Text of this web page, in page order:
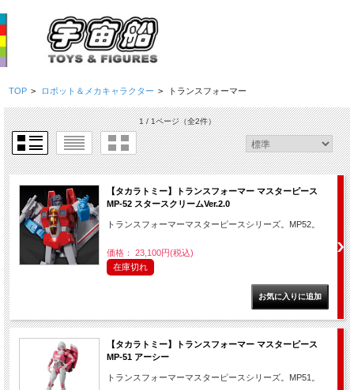
TOP > ロボット＆メカキャラクター > トランスフォーマー
1 / 1ページ（全2件）
【タカラトミー】トランスフォーマー マスターピース
MP-52 スタースクリームVer.2.0
トランスフォーマーマスターピースシリーズ。MP52。
価格： 23,100円(税込)
在庫切れ
【タカラトミー】トランスフォーマー マスターピース
MP-51 アーシー
トランスフォーマーマスターピースシリーズ。MP51。